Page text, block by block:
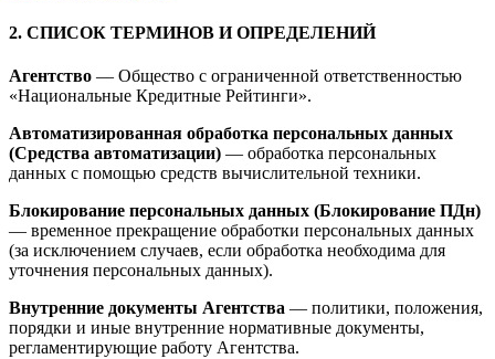
2. СПИСОК ТЕРМИНОВ И ОПРЕДЕЛЕНИЙ
Агентство — Общество с ограниченной ответственностью
«Национальные Кредитные Рейтинги».
Автоматизированная обработка персональных данных
(Средства автоматизации) — обработка персональных
данных с помощью средств вычислительной техники.
Блокирование персональных данных (Блокирование ПДн)
— временное прекращение обработки персональных данных
(за исключением случаев, если обработка необходима для
уточнения персональных данных).
Внутренние документы Агентства — политики, положения,
порядки и иные внутренние нормативные документы,
регламентирующие работу Агентства.